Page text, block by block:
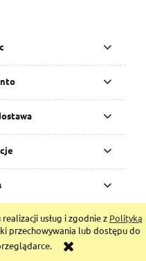
usług i zgodnie z Polityką
przechowywania lub dostępu do
strony
Shoper.pl